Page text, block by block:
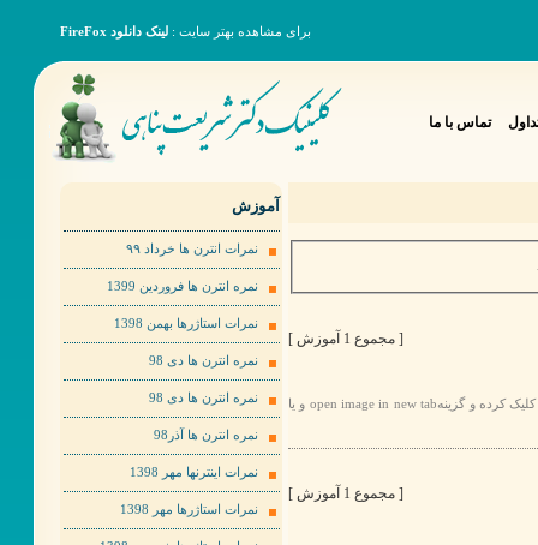
برای مشاهده بهتر سایت : لینک دانلود FireFox
تماس با ما
[ مجموع 1 آموزش ]
برای مشاهده عکس ها به صورت بهتر لطفا روی عکس مورد نظر راست کلیک کرده و گزینهopen image in new tab و یا
[ مجموع 1 آموزش ]
آموزش
نمرات انترن ها خرداد ٩٩
نمره انترن ها فروردین 1399
نمرات استاژرها بهمن 1398
نمره انترن ها دی 98
نمره انترن ها دی 98
نمره انترن ها آذر98
نمرات اینترنها مهر 1398
نمرات استاژرها مهر 1398